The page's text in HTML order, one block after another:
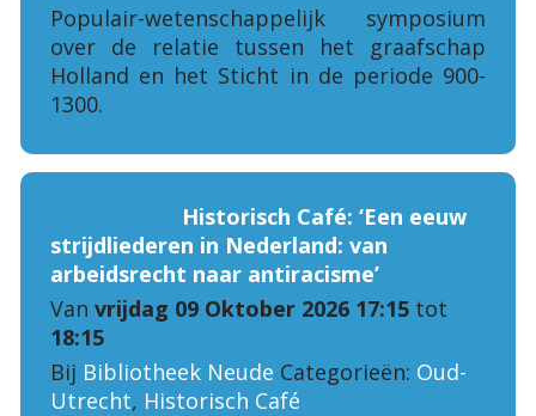
Populair-wetenschappelijk symposium
over de relatie tussen het graafschap
Holland en het Sticht in de periode 900-
1300.
Historisch Café: ‘Een eeuw
strijdliederen in Nederland: van
arbeidsrecht naar antiracisme’
Vanvrijdag 09 Oktober 2026 17:15 tot
18:15
Bij Bibliotheek Neude Categorieën: Oud-
Utrecht, Historisch Café